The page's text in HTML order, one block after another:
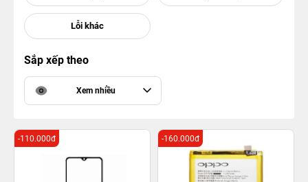
Sắp xếp theo
Xem nhiều
-110.000đ -160.000đ